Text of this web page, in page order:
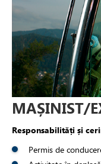
MAȘINIST/
Responsabilități și
Permis de